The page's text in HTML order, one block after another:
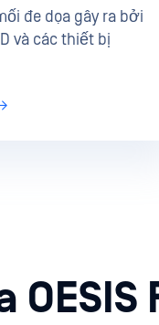
đe dọa gây ra bởi
và các thiết bị